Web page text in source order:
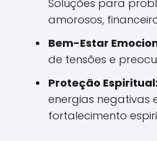
Soluções para
amorosos,
Bem-Estar
de tensões e
Proteção Espiritual:
energias negativas
fortalecimento